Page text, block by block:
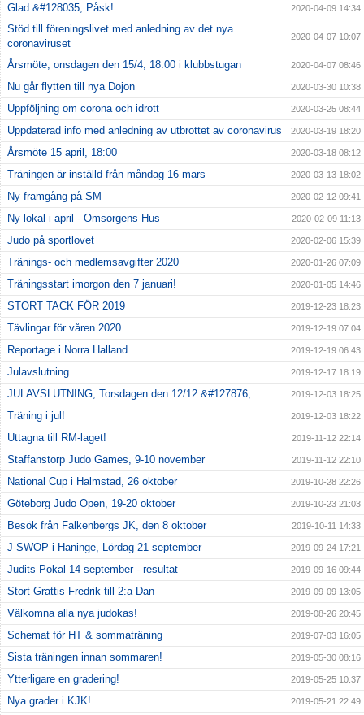
Glad &#128035; Påsk! 2020-04-09 14:34
Stöd till föreningslivet med anledning av det nya
coronaviruset
2020-04-07 10:07
Årsmöte, onsdagen den 15/4, 18.00 i klubbstugan 2020-04-07 08:46
Nu går flytten till nya Dojon 2020-03-30 10:38
Uppföljning om corona och idrott 2020-03-25 08:44
Uppdaterad info med anledning av utbrottet av coronavirus 2020-03-19 18:20
Årsmöte 15 april, 18:00 2020-03-18 08:12
Träningen är inställd från måndag 16 mars 2020-03-13 18:02
Ny framgång på SM 2020-02-12 09:41
Ny lokal i april - Omsorgens Hus 2020-02-09 11:13
Judo på sportlovet 2020-02-06 15:39
Tränings- och medlemsavgifter 2020 2020-01-26 07:09
Träningsstart imorgon den 7 januari! 2020-01-05 14:46
STORT TACK FÖR 2019 2019-12-23 18:23
Tävlingar för våren 2020 2019-12-19 07:04
Reportage i Norra Halland 2019-12-19 06:43
Julavslutning 2019-12-17 18:19
JULAVSLUTNING, Torsdagen den 12/12 &#127876; 2019-12-03 18:25
Träning i jul! 2019-12-03 18:22
Uttagna till RM-laget! 2019-11-12 22:14
Staffanstorp Judo Games, 9-10 november 2019-11-12 22:10
National Cup i Halmstad, 26 oktober 2019-10-28 22:26
Göteborg Judo Open, 19-20 oktober 2019-10-23 21:03
Besök från Falkenbergs JK, den 8 oktober 2019-10-11 14:33
J-SWOP i Haninge, Lördag 21 september 2019-09-24 17:21
Judits Pokal 14 september - resultat 2019-09-16 09:44
Stort Grattis Fredrik till 2:a Dan 2019-09-09 13:05
Välkomna alla nya judokas! 2019-08-26 20:45
Schemat för HT & sommaträning 2019-07-03 16:05
Sista träningen innan sommaren! 2019-05-30 08:16
Ytterligare en gradering! 2019-05-25 10:37
Nya grader i KJK! 2019-05-21 22:49